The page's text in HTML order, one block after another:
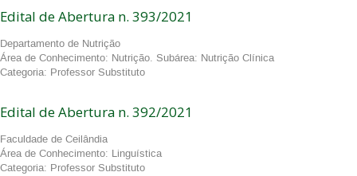
Edital de Abertura n. 393/2021
Departamento de Nutrição
Área de Conhecimento: Nutrição. Subárea: Nutrição Clínica
Categoria: Professor Substituto
Edital de Abertura n. 392/2021
Faculdade de Ceilândia
Área de Conhecimento: Linguística
Categoria: Professor Substituto